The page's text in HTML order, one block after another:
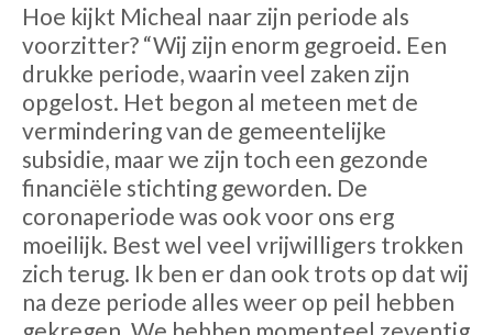
Hoe kijkt Micheal naar zijn periode als
voorzitter? “Wij zijn enorm gegroeid. Een
drukke periode, waarin veel zaken zijn
opgelost. Het begon al meteen met de
vermindering van de gemeentelijke
subsidie, maar we zijn toch een gezonde
financiële stichting geworden. De
coronaperiode was ook voor ons erg
moeilijk. Best wel veel vrijwilligers trokken
zich terug. Ik ben er dan ook trots op dat wij
na deze periode alles weer op peil hebben